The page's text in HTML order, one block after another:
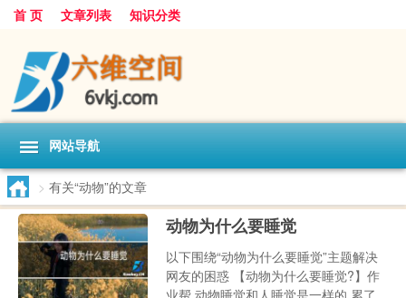
首 页 文章列表 知识分类
网站导航
> 有关“动物”的文章
动物为什么要睡觉
以下围绕“动物为什么要睡觉”主题解决
网友的困惑 【动物为什么要睡觉?】作
业帮 动物睡觉和人睡觉是一样的 累了